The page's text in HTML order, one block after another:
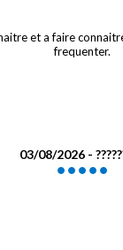
et a faire
frequenter.
03/08/2026 -